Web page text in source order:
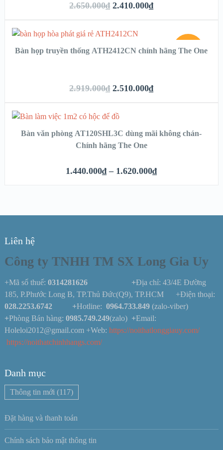
2.650.000₫ 2.410.000₫
SALE!
Bàn họp truyền thống ATH2412CN chính hãng The One
2.919.000₫ 2.510.000₫
Bàn văn phòng AT120SHL3C dùng mãi không chán-
Chính hãng The One
1.440.000₫ – 1.620.000₫
Liên hệ
Công ty TNHH TM SX Long Gia Uy
+Mã số thuế: 0314281626 +Địa chỉ: 43/4E Đường
185, P.Phước Long B, TP.Thủ Đức(Q9), TP.HCM +Điện thoại:
028.2253.6742 +Hotline: 0964.733.849 (zalo-viber)
+Phòng Bán hàng: 0985.749.249(zalo) +Email:
Holeloi2012@gmail.com +Web: https://noithatlonggiauy.com/
https://noithatchinhhangs.com/
Danh mục
Thông tin mới (117)
Đặt hàng và thanh toán
Chính sách bảo mật thông tin